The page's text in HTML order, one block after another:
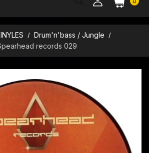
Drum'n'bass / Jungle
records 029